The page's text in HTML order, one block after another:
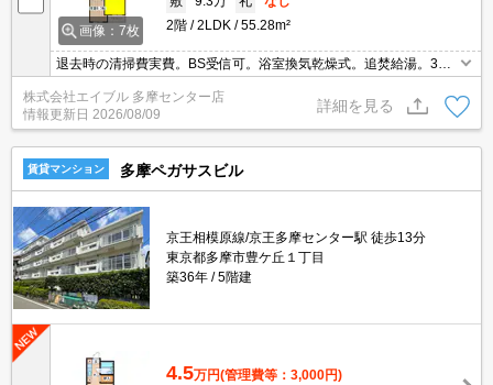
画像：7枚
2階
2LDK 55.28m²
退去時の清掃費実費。BS受信可。浴室換気乾燥式。追焚給湯。3口
機置場あり。クローゼット付。仲介手数料家賃の0.55ヶ月分。
株式会社エイブル 多摩センター店
情報更新日 2026/08/09
詳細を見る
賃貸マンション 多摩ペガサスビル
京王相模原線/京王多摩センター駅 徒歩13分
東京都多摩市豊ケ丘１丁目
築36年
5階建
4.5万円(管理費等：3,000円)